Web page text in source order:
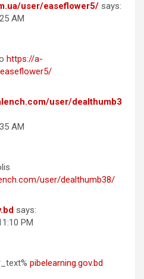
user/easeflower5/ says:
AM
https://a-
user/dealthumb3
AM
user/dealthumb38/
says:
PM
pibelearning.gov.bd